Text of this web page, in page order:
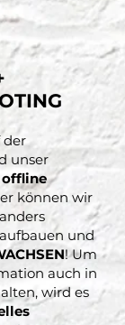
der
unser
offline
können wir
und
! Um
auch in
wird es